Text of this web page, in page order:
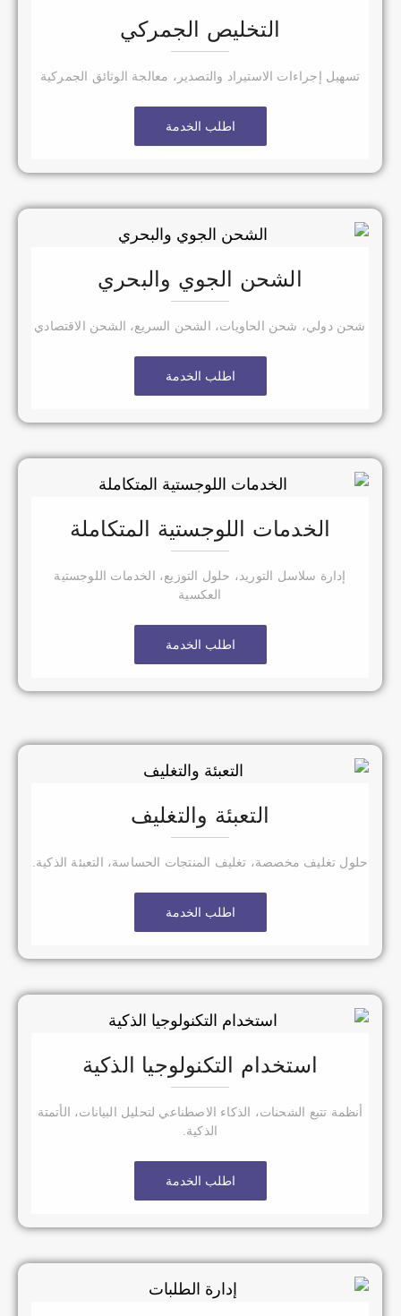
التخليص الجمركي
تسهيل إجراءات الاستيراد والتصدير، معالجة الوثائق الجمركية
اطلب الخدمة
الشحن الجوي والبحري
شحن دولي، شحن الحاويات، الشحن السريع، الشحن الاقتصادي
اطلب الخدمة
الخدمات اللوجستية المتكاملة
إدارة سلاسل التوريد، حلول التوزيع، الخدمات اللوجستية
العكسية
اطلب الخدمة
التعبئة والتغليف
حلول تغليف مخصصة، تغليف المنتجات الحساسة، التعبئة الذكية.
اطلب الخدمة
استخدام التكنولوجيا الذكية
أنظمة تتبع الشحنات، الذكاء الاصطناعي لتحليل البيانات، الأتمتة
الذكية.
اطلب الخدمة